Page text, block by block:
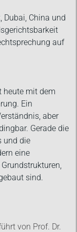
Dubai, China und
auf
heute mit dem
Ein
aber
Gerade die
und die
eine
sind.
von Prof. Dr.